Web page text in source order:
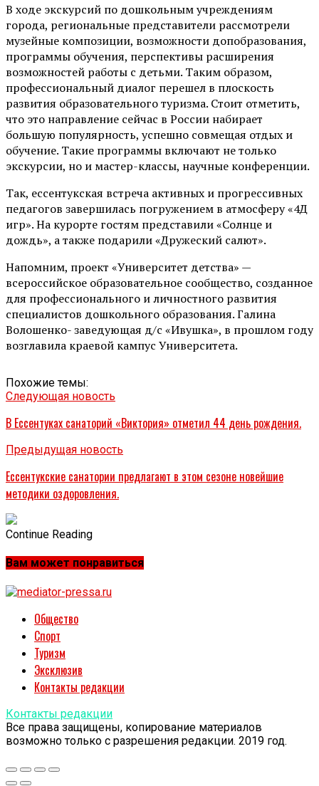
В ходе экскурсий по дошкольным учреждениям
города, региональные представители рассмотрели
музейные композиции, возможности допобразования,
программы обучения, перспективы расширения
возможностей работы с детьми. Таким образом,
профессиональный диалог перешел в плоскость
развития образовательного туризма. Стоит отметить,
что это направление сейчас в России набирает
большую популярность, успешно совмещая отдых и
обучение. Такие программы включают не только
экскурсии, но и мастер-классы, научные конференции.
Так, ессентукская встреча активных и прогрессивных
педагогов завершилась погружением в атмосферу «4Д
игр». На курорте гостям представили «Солнце и
дождь», а также подарили «Дружеский салют».
Напомним, проект «Университет детства» —
всероссийское образовательное сообщество, созданное
для профессионального и личностного развития
специалистов дошкольного образования. Галина
Волошенко- заведующая д/с «Ивушка», в прошлом году
возглавила краевой кампус Университета.
Похожие темы:
Следующая новость
В Ессентуках санаторий «Виктория» отметил 44 день рождения.
Предыдущая новость
Ессентукские санатории предлагают в этом сезоне новейшие
методики оздоровления.
Continue Reading
Вам может понравиться
Общество
Спорт
Туризм
Эксклюзив
Контакты редакции
Контакты редакции
Все права защищены, копирование материалов
возможно только с разрешения редакции. 2019 год.